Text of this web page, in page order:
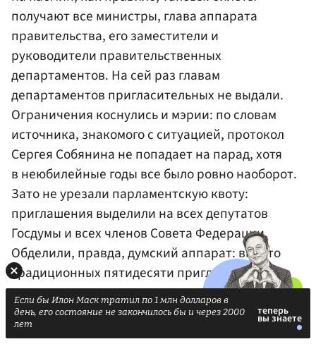
получают все министры, глава аппарата
правительства, его заместители и
руководители правительственных
департаментов. На сей раз главам
департаментов пригласительных не выдали.
Ограничения коснулись и мэрии: по словам
источника, знакомого с ситуацией, протокол
Сергея Собянина не попадает на парад, хотя
в неюбилейные годы все было ровно наоборот.
Зато не урезали парламентскую квоту:
приглашения выделили на всех депутатов
Госдумы и всех членов Совета Федерации.
Обделили, правда, думский аппарат: вместо
традиционных пятидесяти пригласительных
выделили всего два.
Если бы Илон Маск тратил по 1 млн долларов в
день, его состояние не закончилось бы и через 2000
лет